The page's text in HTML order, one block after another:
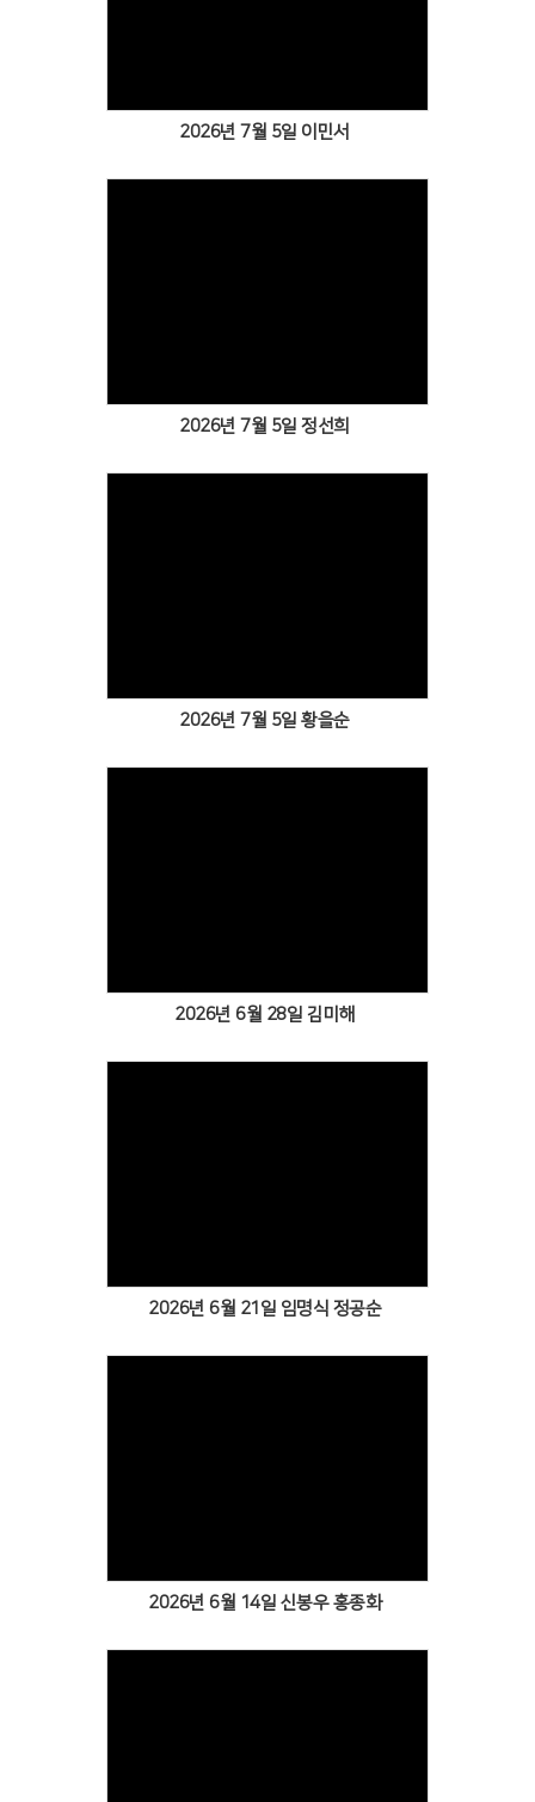
2026년 7월 5일 이민서
2026년 7월 5일 정선희
2026년 7월 5일 황을순
2026년 6월 28일 김미해
2026년 6월 21일 임명식 정공순
2026년 6월 14일 신봉우 홍종화